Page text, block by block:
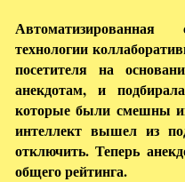
технологии
посетителя на
анекдотам, и
которые были смешны
интеллект вышел из
отключить. Теперь
общего рейтинга.